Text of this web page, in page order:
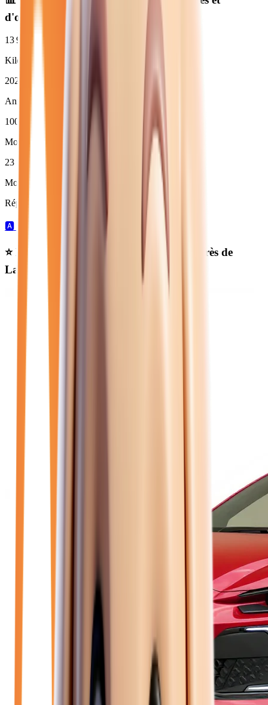
d'occasion
13 989
Kilométrage moyen
2025
Année moyenne
100
Moins de 3 ans (
23
Moins de 50 000 km
Répartition par boîte de vitesses :
🅰️
⭐ Nos meilleures offres renault hybride
près de
Lagny-sur-Marne